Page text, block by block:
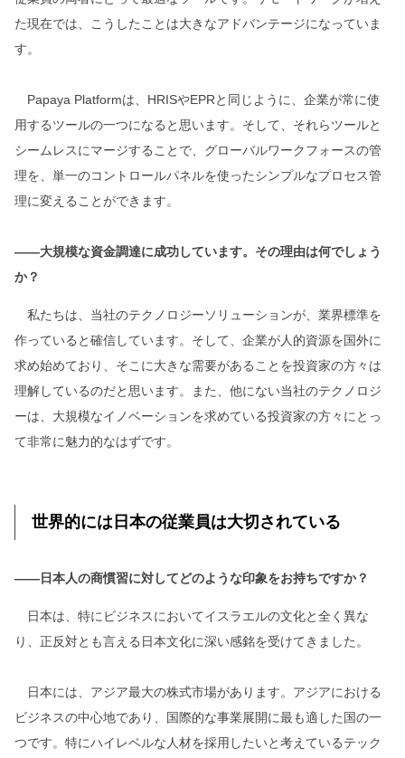
た現在では、こうしたことは大きなアドバンテージになっていま
す。
Papaya Platformは、HRISやEPRと同じように、企業が常に使
用するツールの一つになると思います。そして、それらツールと
シームレスにマージすることで、グローバルワークフォースの管
理を、単一のコントロールパネルを使ったシンプルなプロセス管
理に変えることができます。
――大規模な資金調達に成功しています。その理由は何でしょう
か？
私たちは、当社のテクノロジーソリューションが、業界標準を
作っていると確信しています。そして、企業が人的資源を国外に
求め始めており、そこに大きな需要があることを投資家の方々は
理解しているのだと思います。また、他にない当社のテクノロジ
ーは、大規模なイノベーションを求めている投資家の方々にとっ
て非常に魅力的なはずです。
世界的には日本の従業員は大切されている
――日本人の商慣習に対してどのような印象をお持ちですか？
日本は、特にビジネスにおいてイスラエルの文化と全く異な
り、正反対とも言える日本文化に深い感銘を受けてきました。
日本には、アジア最大の株式市場があります。アジアにおける
ビジネスの中心地であり、国際的な事業展開に最も適した国の一
つです。特にハイレベルな人材を採用したいと考えているテック